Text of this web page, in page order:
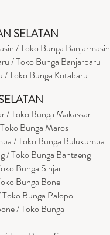
SELATAN
/ Toko Bunga Banjarmasin
/ Toko Bunga Banjarbaru
/ Toko Bunga Kotabaru
/ Toko Bunga Makassar
Bunga Maros
/ Toko Bunga Bulukumba
/ Toko Bunga Bantaeng
Bunga Sinjai
Bunga Bone
Bunga Palopo
/ Toko Bunga